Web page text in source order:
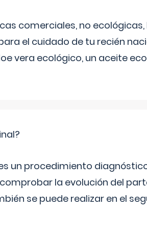
comerciales, no ecológicas,
el cuidado de tu recién
vera ecológico, un aceite
un procedimiento
la evolución del
se puede realizar en el